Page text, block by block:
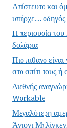
Απίστευτο και
υπήρχε… οδηγός
Η περιουσία
δολάρια
Πιο πιθανό
στο σπίτι τους
Διεθνής
Workable
Μεγαλύτερη
Άντονι